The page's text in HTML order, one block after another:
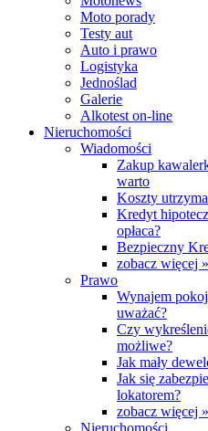
Moto porady
Testy aut
Auto i prawo
Logistyka
Jednoślad
Galerie
Alkotest on-line
Nieruchomości
Wiadomości
Zakup
warto
Koszty
Kredyt
opłaca?
Bezpieczny
zobacz więcej »
Prawo
Wynajem
uważać?
Czy
możliwe?
Jak mały
Jak się
lokatorem?
zobacz więcej »
Nieruchomości